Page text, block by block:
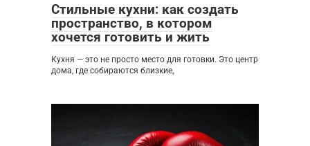
Стильные кухни: как создать
пространство, в котором
хочется готовить и жить
Кухня — это не просто место для готовки. Это центр
дома, где собираются близкие,